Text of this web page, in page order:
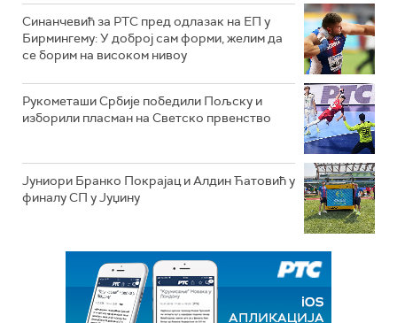
Синанчевић за РТС пред одлазак на ЕП у
Бирмингему: У доброј сам форми, желим да
се борим на високом нивоу
Рукометаши Србије победили Пољску и
изборили пласман на Светско првенство
Јуниори Бранко Покрајац и Алдин Ћатовић у
финалу СП у Јуџину